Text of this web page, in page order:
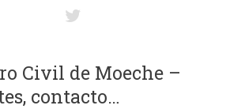
Civil de Moeche –
contacto…